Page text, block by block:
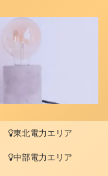
東北電力エリア
中部電力エリア